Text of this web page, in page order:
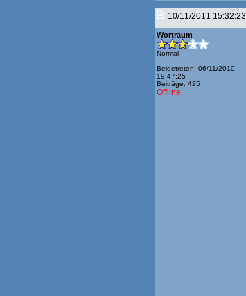
10/11/2011 15:32:23
Wortraum
Normal
Beigetreten: 06/11/2010
19:47:25
Beiträge: 425
Offline